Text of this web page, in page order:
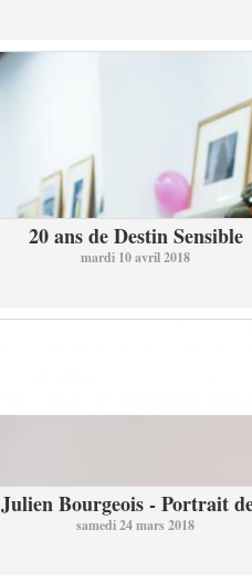
20 ans de Destin Sensible
mardi 10 avril 2018
Julien Bourgeois - Portrait
samedi 24 mars 2018